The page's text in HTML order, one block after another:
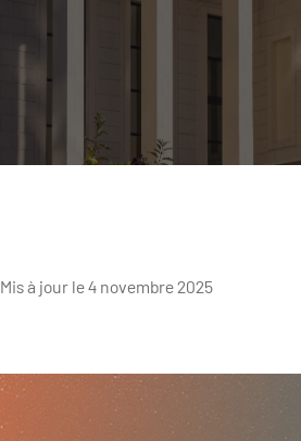
Mis à jour le 4 novembre 2025